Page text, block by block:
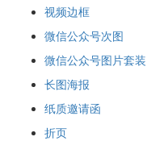
视频边框
微信公众号次图
微信公众号图片套装
长图海报
纸质邀请函
折页